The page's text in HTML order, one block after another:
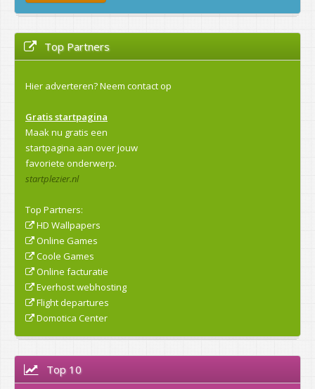
Top Partners
Hier adverteren?Neem contact op
Gratis startpagina
Maak nu gratis een
startpagina aan over jouw
favoriete onderwerp.
startplezier.nl
Top Partners:
HD Wallpapers
Online Games
Coole Games
Online facturatie
Everhost webhosting
Flight departures
Domotica Center
Top 10